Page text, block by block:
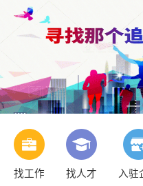
找工作 找人才 入驻
发布 [财务